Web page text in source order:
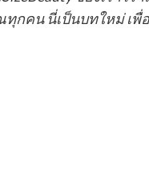
คน นี่เป็นบทใหม่ เพื่